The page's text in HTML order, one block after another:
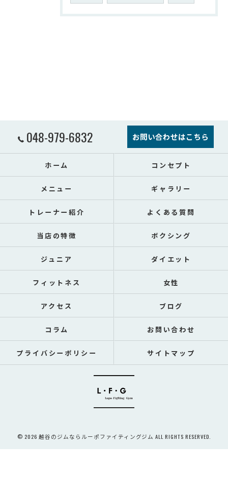
048-979-6832 お問い合わせはこちら
ホーム コンセプト
メニュー ギャラリー
トレーナー紹介 よくある質問
当店の特徴 ボクシング
ジュニア ダイエット
フィットネス 女性
アクセス ブログ
コラム お問い合わせ
プライバシーポリシー サイトマップ
© 2026 越谷のジムならルーポファイティングジム ALL RIGHTS RESERVED.